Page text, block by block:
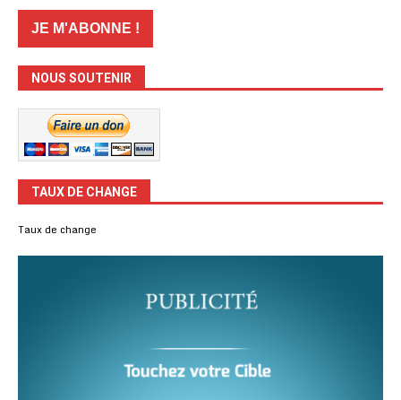
NOUS SOUTENIR
TAUX DE CHANGE
Taux de change